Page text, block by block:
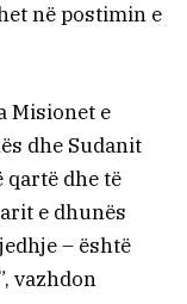
në postimin e
Misionet e
dhe Sudanit
qartë dhe të
e dhunës
– është
vazhdon